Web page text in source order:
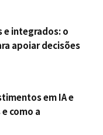
e integrados: o
apoiar decisões
em IA e
como a
transforma o